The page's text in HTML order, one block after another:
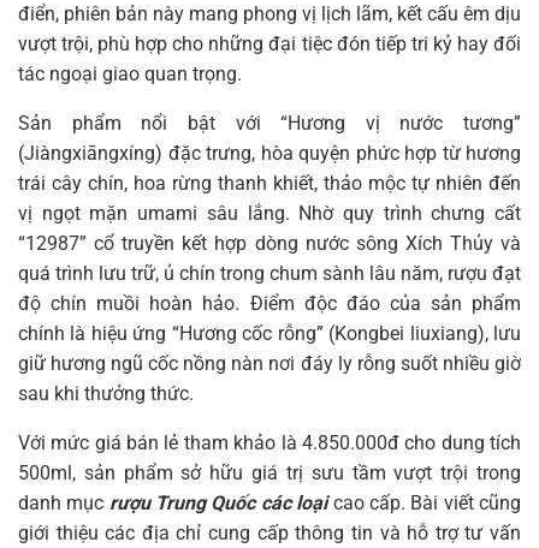
điển, phiên bản này mang phong vị lịch lãm, kết cấu êm dịu
vượt trội, phù hợp cho những đại tiệc đón tiếp tri kỷ hay đối
tác ngoại giao quan trọng.
Sản phẩm nổi bật với “Hương vị nước tương”
(Jiàngxiāngxíng) đặc trưng, hòa quyện phức hợp từ hương
trái cây chín, hoa rừng thanh khiết, thảo mộc tự nhiên đến
vị ngọt mặn umami sâu lắng. Nhờ quy trình chưng cất
“12987” cổ truyền kết hợp dòng nước sông Xích Thủy và
quá trình lưu trữ, ủ chín trong chum sành lâu năm, rượu đạt
độ chín muồi hoàn hảo. Điểm độc đáo của sản phẩm
chính là hiệu ứng “Hương cốc rỗng” (Kongbei liuxiang), lưu
giữ hương ngũ cốc nồng nàn nơi đáy ly rỗng suốt nhiều giờ
sau khi thưởng thức.
Với mức giá bán lẻ tham khảo là 4.850.000đ cho dung tích
500ml, sản phẩm sở hữu giá trị sưu tầm vượt trội trong
danh mục rượu Trung Quốc các loạicao cấp. Bài viết cũng
giới thiệu các địa chỉ cung cấp thông tin và hỗ trợ tư vấn